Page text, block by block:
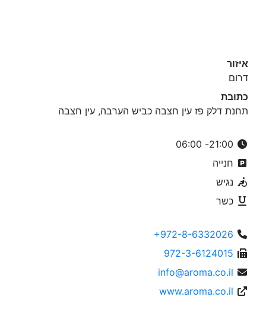
איזור
דרום
כתובת
תחנת דלק פז עין חצבה כביש הערבה, עין חצבה
חנייה
נגיש
כשר
+972-8-6332026
972-3-6124015
info@aroma.co.il
www.aroma.co.il